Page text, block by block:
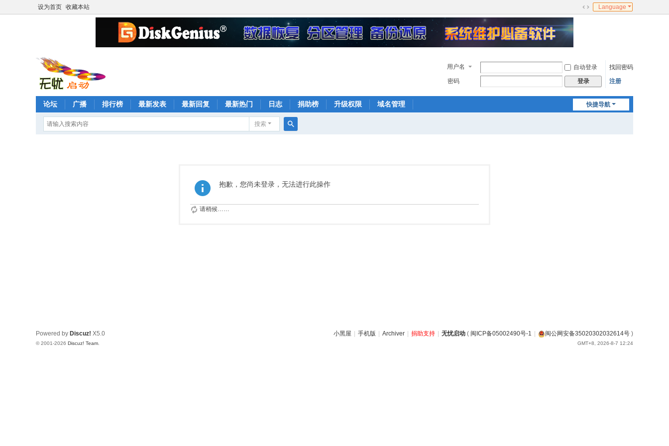
设为首页 收藏本站
切
Language
用户名 自动登录
找回密码
密码
登录 注册
快捷导航
论坛 广播 排行榜 最新发表 最新回复 最新热门 日志 捐助榜 升级权限 域名管理
搜索
抱歉，您尚未登录，无法进行此操作
请稍候……
小黑屋 手机版 Archiver 捐助支持 无忧启动 ( 闽ICP备05002490号-1 闽公网安备35020302032614号 )
GMT+8, 2026-8-7 12:24
Powered by Discuz! X5.0
© 2001-2026 Discuz! Team